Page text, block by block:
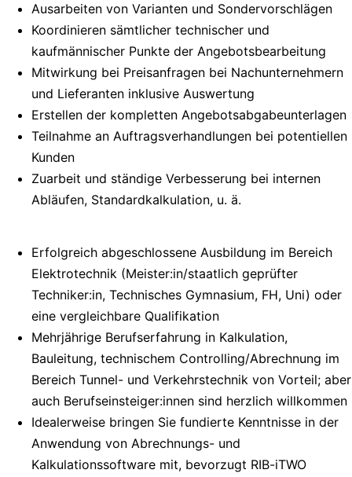
Ausarbeiten von Varianten und Sondervorschlägen
Koordinieren sämtlicher technischer und
kaufmännischer Punkte der Angebotsbearbeitung
Mitwirkung bei Preisanfragen bei Nachunternehmern
und Lieferanten inklusive Auswertung
Erstellen der kompletten Angebotsabgabeunterlagen
Teilnahme an Auftragsverhandlungen bei potentiellen
Kunden
Zuarbeit und ständige Verbesserung bei internen
Abläufen, Standardkalkulation, u. ä.
Erfolgreich abgeschlossene Ausbildung im Bereich
Elektrotechnik (Meister:in/staatlich geprüfter
Techniker:in, Technisches Gymnasium, FH, Uni) oder
eine vergleichbare Qualifikation
Mehrjährige Berufserfahrung in Kalkulation,
Bauleitung, technischem Controlling/Abrechnung im
Bereich Tunnel- und Verkehrstechnik von Vorteil; aber
auch Berufseinsteiger:innen sind herzlich willkommen
Idealerweise bringen Sie fundierte Kenntnisse in der
Anwendung von Abrechnungs- und
Kalkulationssoftware mit, bevorzugt RIB-iTWO